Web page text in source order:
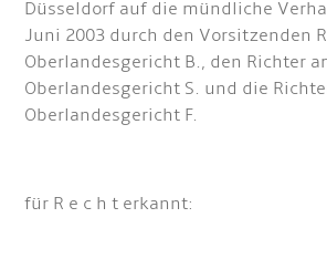
Düsseldorf auf die mündliche
Juni 2003 durch den Vorsitzenden
Oberlandesgericht B., den Richter
Oberlandesgericht S. und die
Oberlandesgericht F.
für R e c h t erkannt: